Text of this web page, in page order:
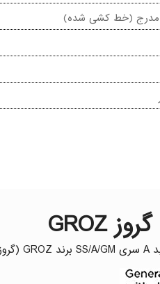
مدرج (خط کشی شده)